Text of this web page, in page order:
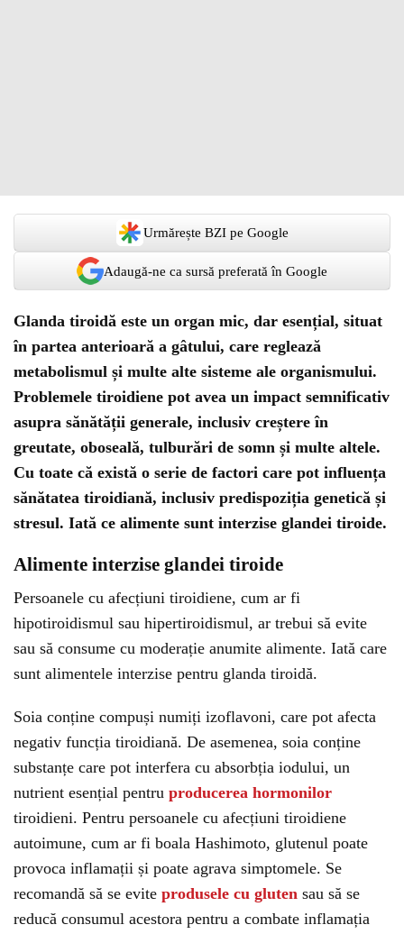
Urmărește BZI pe Google
Adaugă-ne ca sursă preferată în Google
Glanda tiroidă este un organ mic, dar esențial, situat
în partea anterioară a gâtului, care reglează
metabolismul și multe alte sisteme ale organismului.
Problemele tiroidiene pot avea un impact semnificativ
asupra sănătății generale, inclusiv creștere în
greutate, oboseală, tulburări de somn și multe altele.
Cu toate că există o serie de factori care pot influența
sănătatea tiroidiană, inclusiv predispoziția genetică și
stresul. Iată ce alimente sunt interzise glandei tiroide.
Alimente interzise glandei tiroide
Persoanele cu afecțiuni tiroidiene, cum ar fi
hipotiroidismul sau hipertiroidismul, ar trebui să evite
sau să consume cu moderație anumite alimente. Iată care
sunt alimentele interzise pentru glanda tiroidă.
Soia conține compuși numiți izoflavoni, care pot afecta
negativ funcția tiroidiană. De asemenea, soia conține
substanțe care pot interfera cu absorbția iodului, un
nutrient esențial pentru producerea hormonilor
tiroidieni. Pentru persoanele cu afecțiuni tiroidiene
autoimune, cum ar fi boala Hashimoto, glutenul poate
provoca inflamații și poate agrava simptomele. Se
recomandă să se evite produsele cu gluten sau să se
reducă consumul acestora pentru a combate inflamația